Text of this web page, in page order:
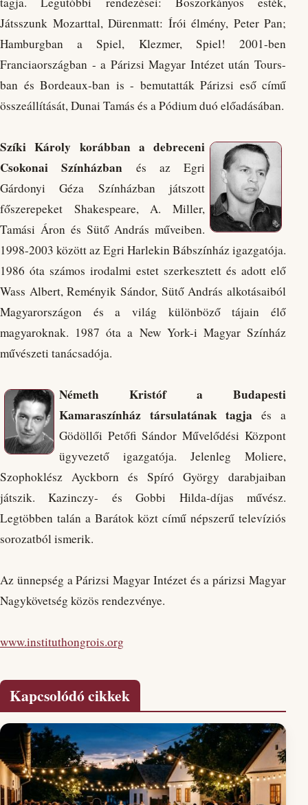
Játsszunk Mozarttal, Dürenmatt: Írói élmény, Peter Pan;
Hamburgban a Spiel, Klezmer, Spiel! 2001-ben
Franciaországban - a Párizsi Magyar Intézet után Tours-
ban és Bordeaux-ban is - bemutatták Párizsi eső című
összeállítását, Dunai Tamás és a Pódium duó előadásában.
Szíki Károly korábban a debreceni
Csokonai Színházban és az Egri
Gárdonyi Géza Színházban játszott
főszerepeket Shakespeare, A. Miller,
Tamási Áron és Sütő András műveiben.
1998-2003 között az Egri Harlekin Bábszínház igazgatója.
1986 óta számos irodalmi estet szerkesztett és adott elő
Wass Albert, Reményik Sándor, Sütő András alkotásaiból
Magyarországon és a világ különböző tájain élő
magyaroknak. 1987 óta a New York-i Magyar Színház
művészeti tanácsadója.
Németh Kristóf a Budapesti
Kamaraszínház társulatának tagja és a
Gödöllői Petőfi Sándor Művelődési Központ
ügyvezető igazgatója. Jelenleg Moliere,
Szophoklész Ayckborn és Spíró György darabjaiban
játszik. Kazinczy- és Gobbi Hilda-díjas művész.
Legtöbben talán a Barátok közt című népszerű televíziós
sorozatból ismerik.
Az ünnepség a Párizsi Magyar Intézet és a párizsi Magyar
Nagykövetség közös rendezvénye.
www.instituthongrois.org
Kapcsolódó cikkek